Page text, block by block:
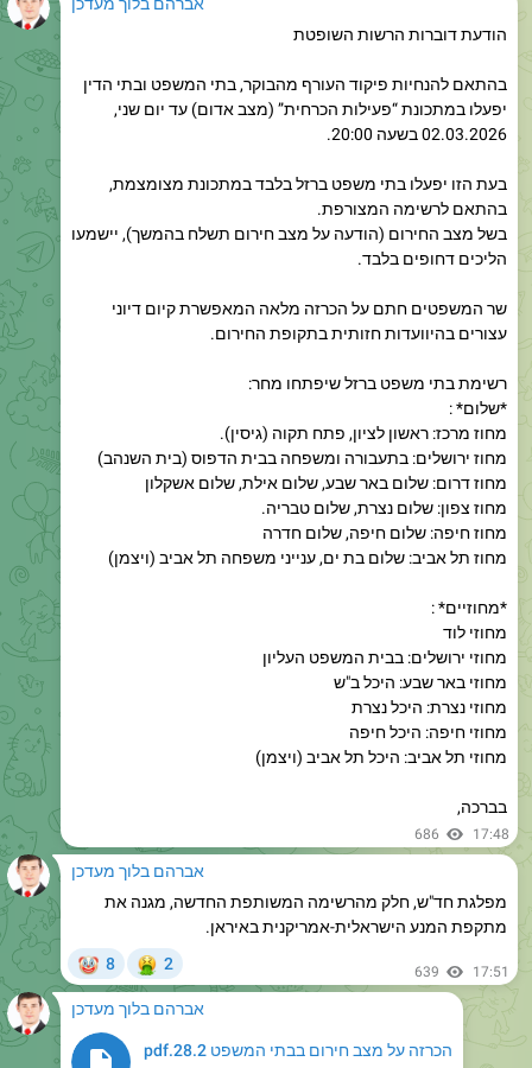
בהתאם להנחיות פיקוד העורף מהבוקר, בתי המשפט ובתי הדין
02.03.2026 בשעה 20:00.
בעת הזו יפעלו בתי משפט ברזל בלבד במתכונת מצומצמת,
בשל מצב החירום (הודעה על מצב חירום תשלח בהמשך), יישמעו
הליכים דחופים בלבד.
שר המשפטים חתם על הכרזה מלאה המאפשרת קיום דיוני
רשימת בתי משפט ברזל שיפתחו מחר:
מחוז מרכז: ראשון לציון, פתח תקוה (גיסין).
מחוז ירושלים: בתעבורה ומשפחה בבית הדפוס (בית השנהב)
מחוז דרום: שלום באר שבע, שלום אילת, שלום אשקלון
מחוז צפון: שלום נצרת, שלום טבריה.
מחוז חיפה: שלום חיפה, שלום חדרה
מחוז תל אביב: שלום בת ים, ענייני משפחה תל אביב (ויצמן)
*מחוזיים* :
מחוזי ירושלים: בבית המשפט העליון
מחוזי באר שבע: היכל ב"ש
מחוזי נצרת: היכל נצרת
מחוזי חיפה: היכל חיפה
מחוזי תל אביב: היכל תל אביב (ויצמן)
בברכה,
מפלגת חד"ש, חלק מהרשימה המשותפת החדשה, מגנה את
8 2 639 17:51
אברהם בלוך מעדכן
הכרזה על מצב חירום בבתי המשפט 28.2.pdf
623 18:20